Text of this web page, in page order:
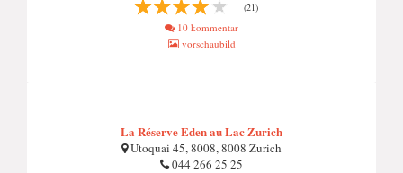
(21)
10 kommentar
vorschaubild
La Réserve Eden au Lac Zurich
Utoquai 45, 8008, 8008 Zurich
044 266 25 25